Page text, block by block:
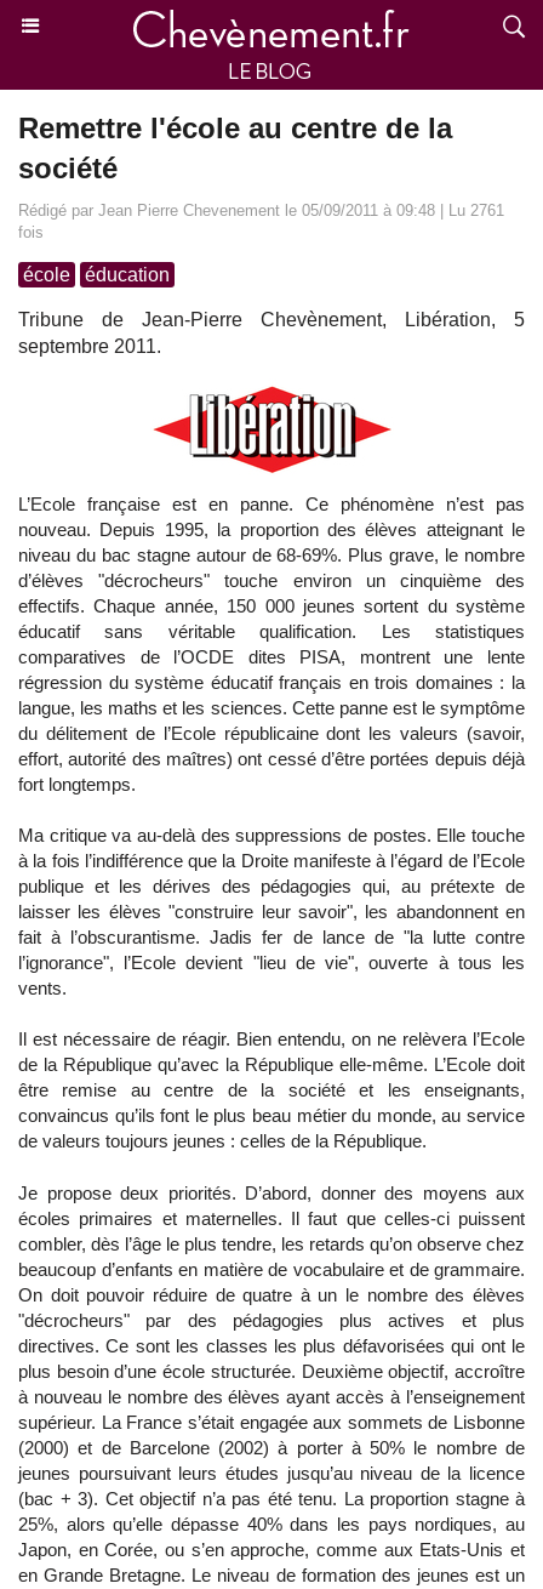
Remettre l'école au centre de la
société
Rédigé par Jean Pierre Chevenement le 05/09/2011 à 09:48 | Lu 2761
fois
école éducation
Tribune de Jean-Pierre Chevènement, Libération, 5
septembre 2011.
L’Ecole française est en panne. Ce phénomène n’est pas
nouveau. Depuis 1995, la proportion des élèves atteignant le
niveau du bac stagne autour de 68-69%. Plus grave, le nombre
d’élèves "décrocheurs" touche environ un cinquième des
effectifs. Chaque année, 150 000 jeunes sortent du système
éducatif sans véritable qualification. Les statistiques
comparatives de l’OCDE dites PISA, montrent une lente
régression du système éducatif français en trois domaines : la
langue, les maths et les sciences. Cette panne est le symptôme
du délitement de l’Ecole républicaine dont les valeurs (savoir,
effort, autorité des maîtres) ont cessé d’être portées depuis déjà
fort longtemps.
Ma critique va au-delà des suppressions de postes. Elle touche
à la fois l’indifférence que la Droite manifeste à l’égard de l’Ecole
publique et les dérives des pédagogies qui, au prétexte de
laisser les élèves "construire leur savoir", les abandonnent en
fait à l’obscurantisme. Jadis fer de lance de "la lutte contre
l’ignorance", l’Ecole devient "lieu de vie", ouverte à tous les
vents.
Il est nécessaire de réagir. Bien entendu, on ne relèvera l’Ecole
de la République qu’avec la République elle-même. L’Ecole doit
être remise au centre de la société et les enseignants,
convaincus qu’ils font le plus beau métier du monde, au service
de valeurs toujours jeunes : celles de la République.
Je propose deux priorités. D’abord, donner des moyens aux
écoles primaires et maternelles. Il faut que celles-ci puissent
combler, dès l’âge le plus tendre, les retards qu’on observe chez
beaucoup d’enfants en matière de vocabulaire et de grammaire.
On doit pouvoir réduire de quatre à un le nombre des élèves
"décrocheurs" par des pédagogies plus actives et plus
directives. Ce sont les classes les plus défavorisées qui ont le
plus besoin d’une école structurée. Deuxième objectif, accroître
à nouveau le nombre des élèves ayant accès à l’enseignement
supérieur. La France s’était engagée aux sommets de Lisbonne
(2000) et de Barcelone (2002) à porter à 50% le nombre de
jeunes poursuivant leurs études jusqu’au niveau de la licence
(bac + 3). Cet objectif n’a pas été tenu. La proportion stagne à
25%, alors qu’elle dépasse 40% dans les pays nordiques, au
Japon, en Corée, ou s’en approche, comme aux Etats-Unis et
en Grande Bretagne. Le niveau de formation des jeunes est un